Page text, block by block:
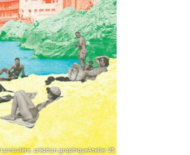
création graphiqueAtelier 25